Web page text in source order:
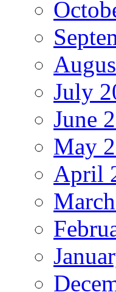
July
June
May
April